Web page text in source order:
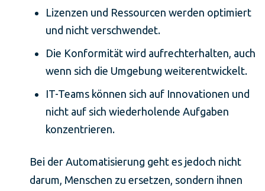
Lizenzen und Ressourcen werden optimiert
und nicht verschwendet.
Die Konformität wird aufrechterhalten, auch
wenn sich die Umgebung weiterentwickelt.
IT-Teams können sich auf Innovationen und
nicht auf sich wiederholende Aufgaben
konzentrieren.
Bei der Automatisierung geht es jedoch nicht
darum, Menschen zu ersetzen, sondern ihnen